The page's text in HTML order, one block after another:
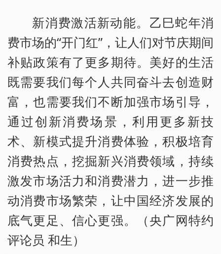
新消费激活新动能。乙巳蛇年消
费市场的“开门红”，让人们对节庆期间
补贴政策有了更多期待。美好的生活
既需要我们每个人共同奋斗去创造财
富，也需要我们不断加强市场引导，
通过创新消费场景，利用更多新技
术、新模式提升消费体验，积极培育
消费热点，挖掘新兴消费领域，持续
激发市场活力和消费潜力，进一步推
动消费市场繁荣，让中国经济发展的
底气更足、信心更强。（央广网特约
评论员 和生）